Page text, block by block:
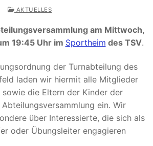
AKTUELLES
am Mittwoch,
19:45 Uhr im Sportheim des TSV.
der Turnabteilung des
laden wir hiermit alle Mitglieder
sowie die Eltern der Kinder der
ein. Wir
über Interessierte, die sich als
oder Übungsleiter engagieren